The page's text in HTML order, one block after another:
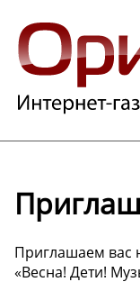
Приглашаем вас
«Весна! Дети!